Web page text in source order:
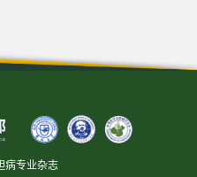
病专业杂志